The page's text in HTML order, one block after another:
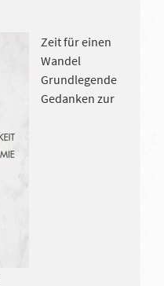
Zeit für einen
Wandel
Grundlegende
Gedanken zur